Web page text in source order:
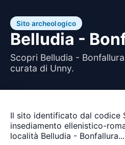
Sito archeologico
Belludia -
Scopri Belludia -
curata di Unny.
Il sito identificato dal codice
insediamento ellenistico-
località Belludia - Bonfallura...